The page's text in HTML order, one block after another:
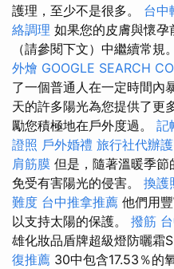
護理，至少不是很多。 台中
絡調理 如果您的皮膚與懷
（請參閱下文）中繼續常規。
外燴 GOOGLE SEARCH
了一個普通人在一定時間內
天的許多陽光為您提供了更
勵您積極地在戶外度過。 記
證照 戶外婚禮 旅行社代辦
肩筋膜 但是，隨著溫暖季
免受有害陽光的侵害。 換護
難度 台中推拿推薦 他們用
以支持太陽的保護。 撥筋
雄化妝品盾牌超級燈防曬霜
復推薦 30中包含17.53％的